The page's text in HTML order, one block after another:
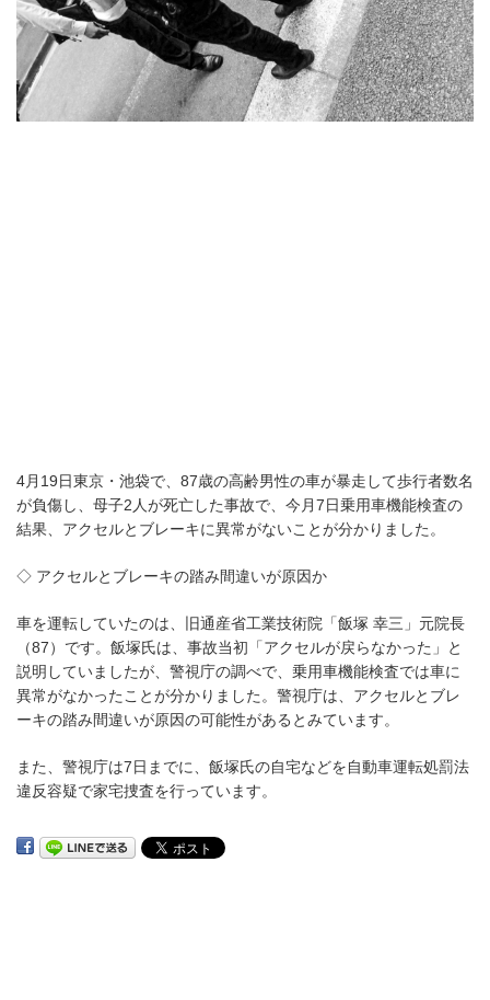
4月19日東京・池袋で、87歳の高齢男性の車が暴走して歩行者数名
が負傷し、母子2人が死亡した事故で、今月7日乗用車機能検査の
結果、アクセルとブレーキに異常がないことが分かりました。
◇ アクセルとブレーキの踏み間違いが原因か
車を運転していたのは、旧通産省工業技術院「飯塚 幸三」元院長
（87）です。飯塚氏は、事故当初「アクセルが戻らなかった」と
説明していましたが、警視庁の調べで、乗用車機能検査では車に
異常がなかったことが分かりました。警視庁は、アクセルとブレ
ーキの踏み間違いが原因の可能性があるとみています。
また、警視庁は7日までに、飯塚氏の自宅などを自動車運転処罰法
違反容疑で家宅捜査を行っています。